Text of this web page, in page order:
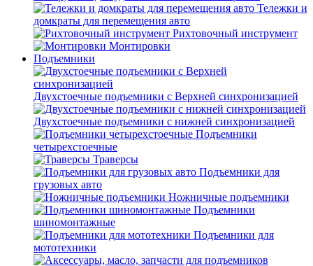
Тележки и
домкраты для перемещения авто
Рихтовочный инструмент
Монтировки
Подъемники
Двухстоечные подъемники с Верхней синхронизацией
Двухстоечные подъемники с нижней синхронизацией
Подъемники
четырехстоечные
Траверсы
Подъемники для
грузовых авто
Ножничные подъемники
Подъемники
шиномонтажные
Подъемники для
мототехники